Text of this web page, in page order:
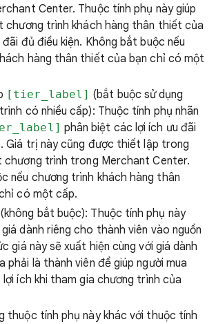
Center. Thuộc tính phụ này giúp
chương trình khách hàng thân thiết của
đủ điều kiện. Không bắt buộc nếu
hàng thân thiết của bạn chỉ có một
[tier_label] (bắt buộc sử dụng
có nhiều cấp): Thuộc tính phụ nhãn
phân biệt các lợi ích ưu đãi
Giá trị này cũng được thiết lập trong
trình trong Merchant Center.
nếu chương trình khách hàng thân
có một cấp.
(không bắt buộc): Thuộc tính phụ này
dành riêng cho thành viên vào nguồn
giá này sẽ xuất hiện cùng với giá dành
phải là thành viên để giúp người mua
ích khi tham gia chương trình của
thuộc tính phụ này khác với thuộc tính